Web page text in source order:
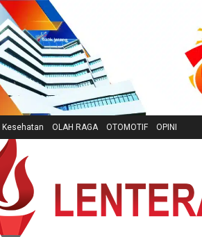
Kesehatan OLAH RAGA OTOMOTIF OPINI